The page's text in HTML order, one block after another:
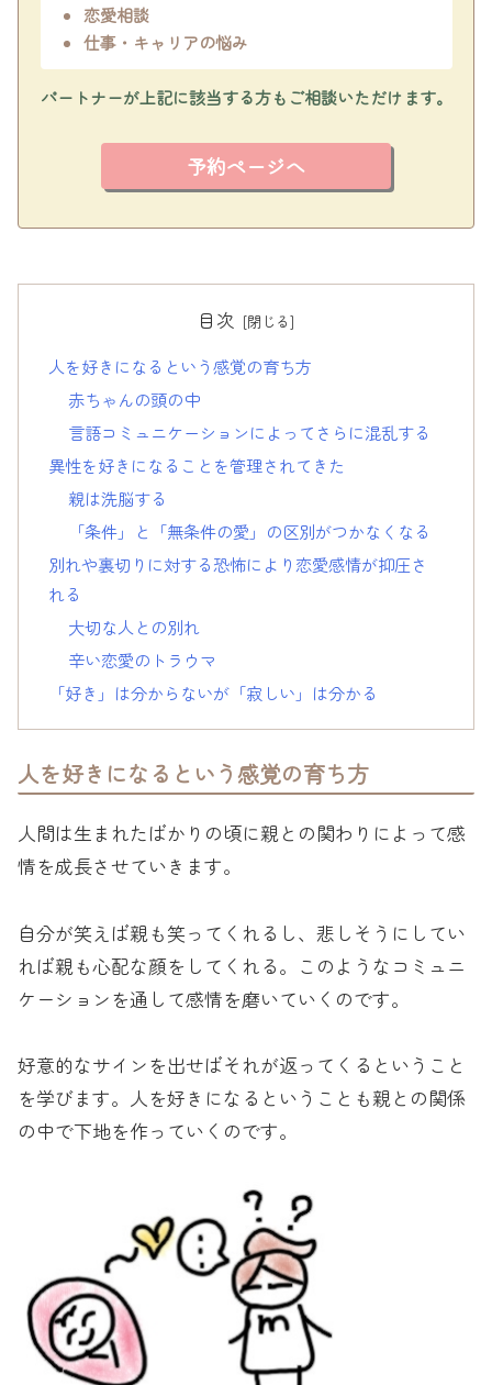
恋愛相談
仕事・キャリアの悩み
パートナーが上記に該当する方もご相談いただけます。
予約ページへ
目次
人を好きになるという感覚の育ち方
赤ちゃんの頭の中
言語コミュニケーションによってさらに混乱する
異性を好きになることを管理されてきた
親は洗脳する
「条件」と「無条件の愛」の区別がつかなくなる
別れや裏切りに対する恐怖により恋愛感情が抑圧さ
れる
大切な人との別れ
辛い恋愛のトラウマ
「好き」は分からないが「寂しい」は分かる
人を好きになるという感覚の育ち方
人間は生まれたばかりの頃に親との関わりによって感
情を成長させていきます。
自分が笑えば親も笑ってくれるし、悲しそうにしてい
れば親も心配な顔をしてくれる。このようなコミュニ
ケーションを通して感情を磨いていくのです。
好意的なサインを出せばそれが返ってくるということ
を学びます。人を好きになるということも親との関係
の中で下地を作っていくのです。